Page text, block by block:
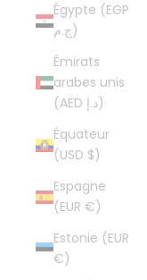
Égypte (EGP
ج.م)
Émirats
arabes unis
(AED د.إ)
Équateur
(USD $)
Espagne
(EUR €)
Estonie (EUR
€)